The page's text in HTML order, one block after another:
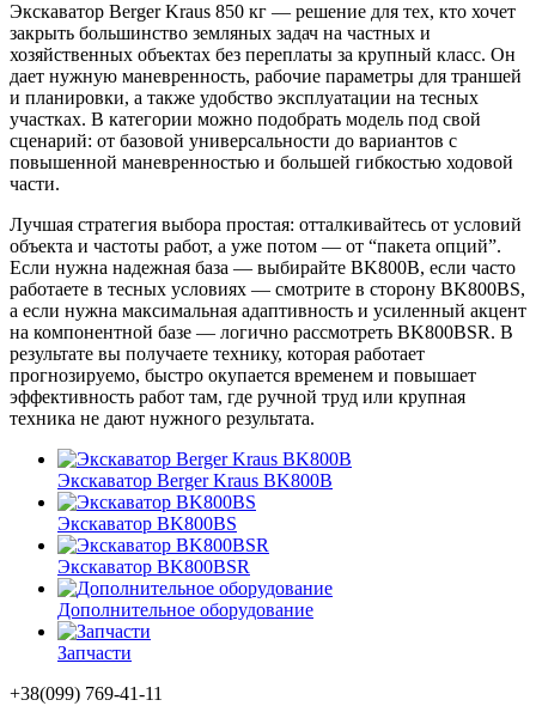
Экскаватор Berger Kraus 850 кг — решение для тех, кто хочет
закрыть большинство земляных задач на частных и
хозяйственных объектах без переплаты за крупный класс. Он
дает нужную маневренность, рабочие параметры для траншей
и планировки, а также удобство эксплуатации на тесных
участках. В категории можно подобрать модель под свой
сценарий: от базовой универсальности до вариантов с
повышенной маневренностью и большей гибкостью ходовой
части.
Лучшая стратегия выбора простая: отталкивайтесь от условий
объекта и частоты работ, а уже потом — от “пакета опций”.
Если нужна надежная база — выбирайте BK800B, если часто
работаете в тесных условиях — смотрите в сторону BK800BS,
а если нужна максимальная адаптивность и усиленный акцент
на компонентной базе — логично рассмотреть BK800BSR. В
результате вы получаете технику, которая работает
прогнозируемо, быстро окупается временем и повышает
эффективность работ там, где ручной труд или крупная
техника не дают нужного результата.
Экскаватор Berger Kraus BK800B
Экскаватор BK800BS
Экскаватор BK800BSR
Дополнительное оборудование
Запчасти
+38(099) 769-41-11